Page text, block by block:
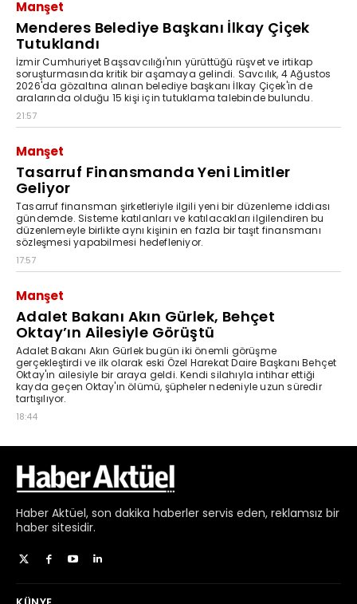
Haber Aktüel, son dakika haberler servis eden, reklamsız bir
haber sitesidir.